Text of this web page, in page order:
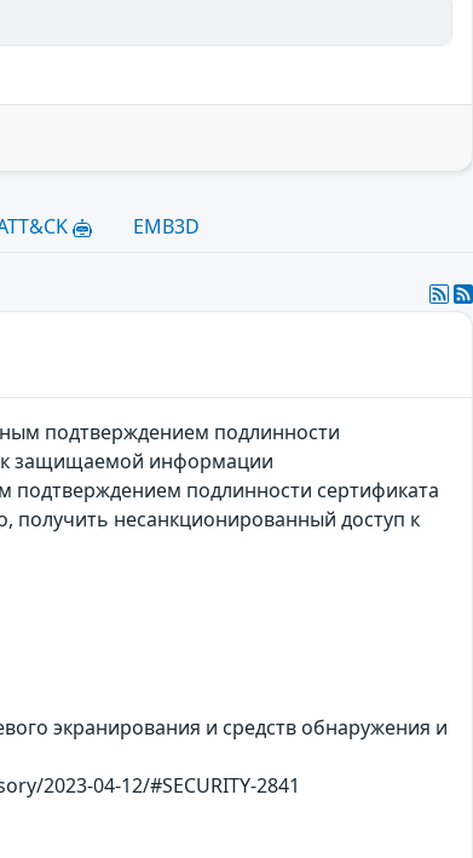
EMB3D
подтверждением подлинности
к защищаемой информации
подтверждением подлинности сертификата
получить несанкционированный доступ к
экранирования и средств обнаружения и
2023-04-12/#SECURITY-2841